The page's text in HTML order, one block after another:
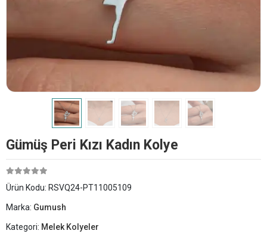
Gümüş Peri Kızı Kadın Kolye
Ürün Kodu: RSVQ24-PT11005109
Marka: Gumush
Kategori: Melek Kolyeler